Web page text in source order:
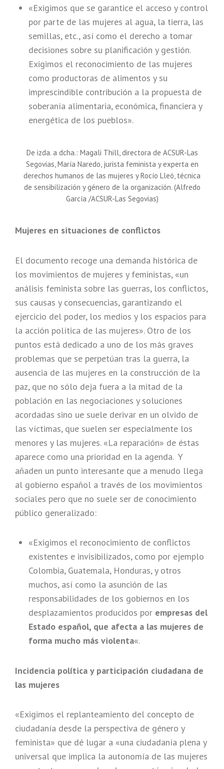
«Exigimos que se garantice el acceso y control
por parte de las mujeres al agua, la tierra, las
semillas, etc., así como el derecho a tomar
decisiones sobre su planificación y gestión.
Exigimos el reconocimiento de las mujeres
como productoras de alimentos y su
imprescindible contribución a la propuesta de
soberanía alimentaria, económica, financiera y
energética de los pueblos».
De izda. a dcha.: Magali Thill, directora de ACSUR-Las
Segovias, María Naredo, jurista feminista y experta en
derechos humanos de las mujeres y Rocío Lleó, técnica
de sensibilización y género de la organización. (Alfredo
García /ACSUR-Las Segovias)
Mujeres en situaciones de conflictos
El documento recoge una demanda histórica de
los movimientos de mujeres y feministas, «un
análisis feminista sobre las guerras, los conflictos,
sus causas y consecuencias, garantizando el
ejercicio del poder, los medios y los espacios para
la acción política de las mujeres». Otro de los
puntos está dedicado a uno de los más graves
problemas que se perpetúan tras la guerra, la
ausencia de las mujeres en la construcción de la
paz, que no sólo deja fuera a la mitad de la
población en las negociaciones y soluciones
acordadas sino ue suele derivar en un olvido de
las víctimas, que suelen ser especialmente los
menores y las mujeres. «La reparación» de éstas
aparece como una prioridad en la agenda. Y
añaden un punto interesante que a menudo llega
al gobierno español a través de los movimientos
sociales pero que no suele ser de conocimiento
público generalizado:
«Exigimos el reconocimiento de conflictos
existentes e invisibilizados, como por ejemplo
Colombia, Guatemala, Honduras, y otros
muchos, así como la asunción de las
responsabilidades de los gobiernos en los
desplazamientos producidos por empresas del
Estado español, que afecta a las mujeres de
forma mucho más violenta«.
Incidencia política y participación ciudadana de
las mujeres
«Exigimos el replanteamiento del concepto de
ciudadanía desde la perspectiva de género y
feminista» que dé lugar a «una ciudadanía plena y
universal que implica la autonomía de las mujeres